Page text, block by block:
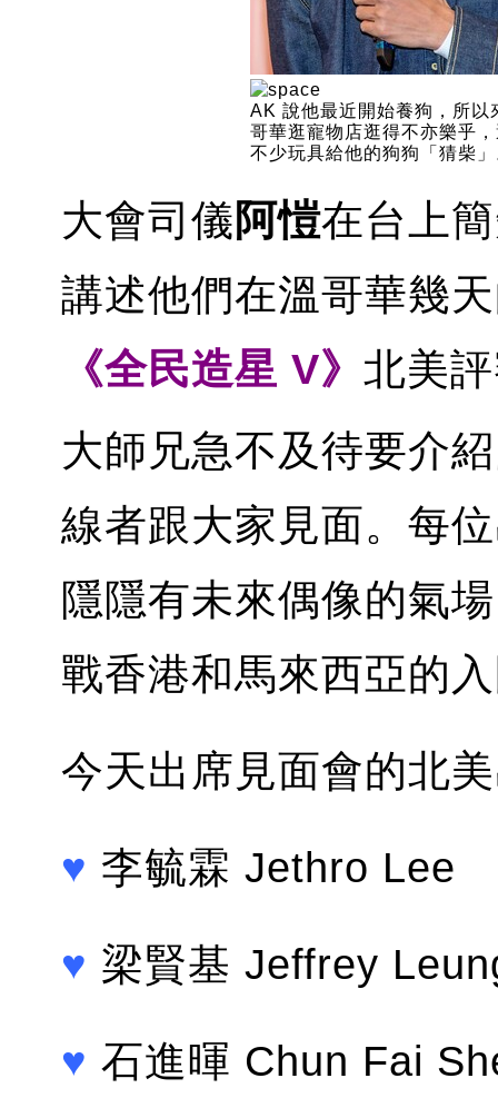
AK 說他最近開始養狗，所以
哥華逛寵物店逛得不亦樂乎
不少玩具給他的狗狗「猜柴
大會司儀阿愷在台上
講述他們在溫哥華幾
《全民造星 V》 北美
大師兄急不及待要介
線者跟大家見面。每
隱隱有未來偶像的氣
戰香港和馬來西亞的
今天出席見面會的北
♥ 李毓霖 Jethro Lee
♥ 梁賢基 Jeffrey
♥ 石進暉 Chun Fai